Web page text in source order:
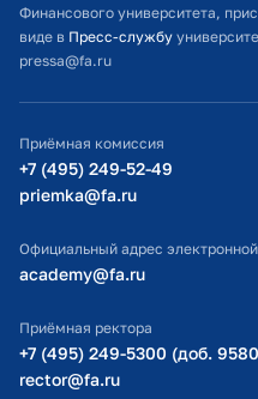
Студенческий офис
Официальный адрес
Министерство
Министерство науки и
Финансового университета,
виде в Пресс-службу
pressa@fa.ru
Приёмная комиссия
+7 (495) 249-52-49
priemka@fa.ru
Официальный адрес
academy@fa.ru
Приёмная ректора
+7 (495) 249-5300 (доб.
rector@fa.ru